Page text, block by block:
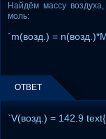
Найдём массу
моль:
`m(возд.) =
ОТВЕТ
`V(возд.) = 142.9